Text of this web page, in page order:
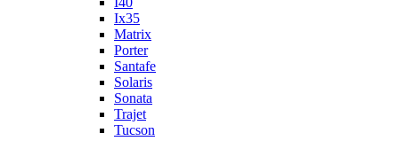
Ix35
Matrix
Porter
Santafe
Solaris
Sonata
Trajet
Tucson